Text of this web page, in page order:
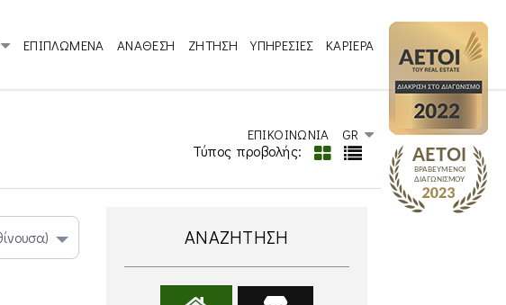
ΕΠΙΠΛΩΜΕΝΑ ΑΝΑΘΕΣΗ ΖΗΤΗΣΗ ΥΠΗΡΕΣΙΕΣ ΚΑΡΙΕΡΑ
ΕΠΙΚΟΙΝΩΝΙΑ GR
Τύπος προβολής:
ΑΝΑΖΗΤΗΣΗ